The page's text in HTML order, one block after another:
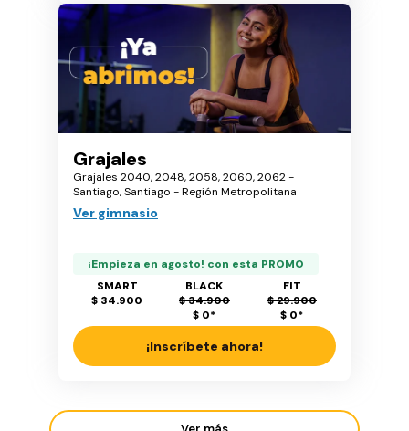
Grajales
Grajales 2040, 2048, 2058, 2060, 2062 -
Santiago, Santiago - Región Metropolitana
Ver gimnasio
¡Empieza en agosto! con esta PROMO
SMART
$ 34.900
BLACK
$ 34.900
$ 0*
FIT
$ 29.900
$ 0*
¡Inscríbete ahora!